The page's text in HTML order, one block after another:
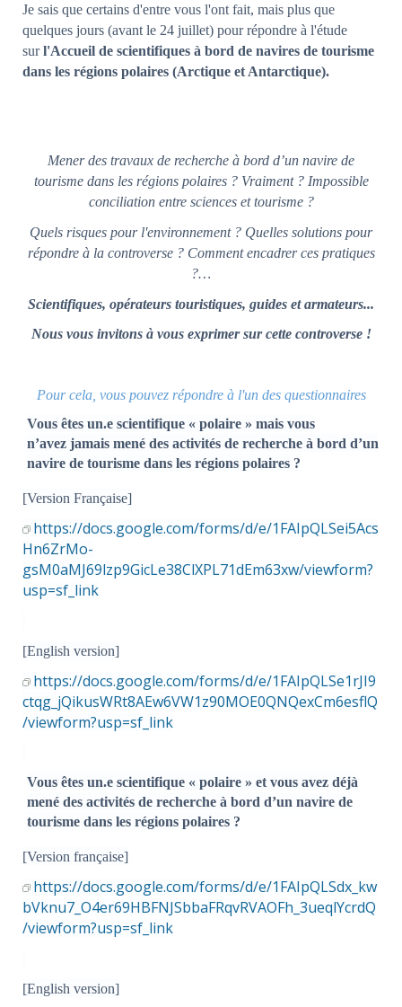
Je sais que certains d'entre vous l'ont fait, mais plus que
quelques jours (avant le 24 juillet) pour répondre à l'étude
surl'Accueil de scientifiques à bord de navires de tourisme
dans les régions polaires (Arctique et Antarctique).
Mener des travaux de recherche à bord d’un navire de
tourisme dans les régions polaires ? Vraiment ? Impossible
conciliation entre sciences et tourisme ?
Quels risques pour l'environnement ? Quelles solutions pour
répondre à la controverse ? Comment encadrer ces pratiques
?…
Scientifiques, opérateurs touristiques, guides et armateurs...
Nous vous invitons à vous exprimer sur cette controverse !
Pour cela, vous pouvez répondre à l'un des questionnaires
Vous êtes un.e scientifique « polaire » mais vous
n’avez jamais mené des activités de recherche à bord d’un
navire de tourisme dans les régions polaires ?
[Version Française]
https://docs.google.com/forms/d/e/1FAIpQLSei5Acs
Hn6ZrMo-
gsM0aMJ69lzp9GicLe38ClXPL71dEm63xw/viewform?
usp=sf_link
[English version]
https://docs.google.com/forms/d/e/1FAIpQLSe1rJI9
ctqg_jQikusWRt8AEw6VW1z90MOE0QNQexCm6esflQ
/viewform?usp=sf_link
Vous êtes un.e scientifique « polaire » et vous avez déjà
mené des activités de recherche à bord d’un navire de
tourisme dans les régions polaires ?
[Version française]
https://docs.google.com/forms/d/e/1FAIpQLSdx_kw
bVknu7_O4er69HBFNJSbbaFRqvRVAOFh_3ueqlYcrdQ
/viewform?usp=sf_link
[English version]